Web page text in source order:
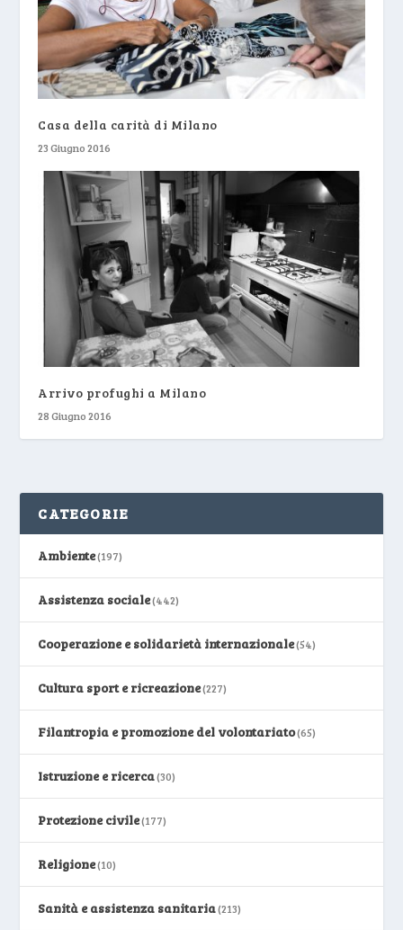
Casa della carità di Milano
23 Giugno 2016
Arrivo profughi a Milano
28 Giugno 2016
CATEGORIE
Ambiente(197)
Assistenza sociale(442)
Cooperazione e solidarietà internazionale(54)
Cultura sport e ricreazione(227)
Filantropia e promozione del volontariato(65)
Istruzione e ricerca(30)
Protezione civile(177)
Religione(10)
Sanità e assistenza sanitaria(213)